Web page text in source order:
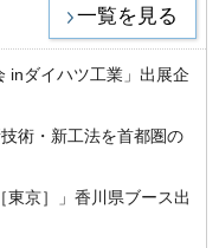
一覧を見る
inダイハツ工業」出展企
術・新工法を首都圏の
東京］」香川県ブース出